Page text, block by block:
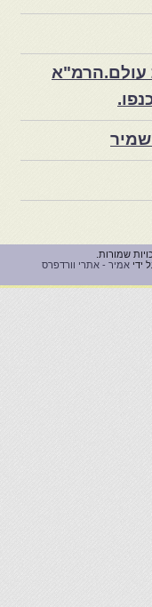
עולם.הרמ"א
ידי אמיר - אתרי וורדפרס